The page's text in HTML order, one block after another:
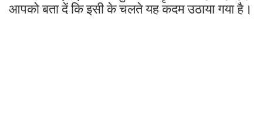
आपको बता दें कि इसी के चलते यह कदम उठाया गया है।